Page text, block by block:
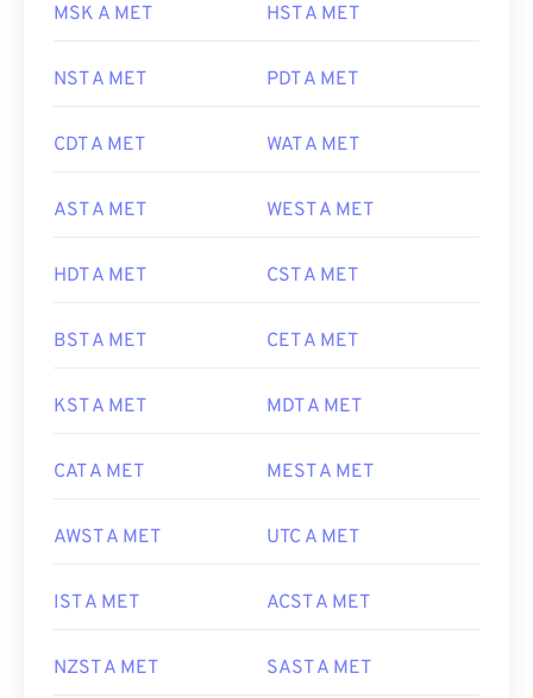
MSK A MET HST A MET
NST A MET PDT A MET
CDT A MET WAT A MET
AST A MET WEST A MET
HDT A MET CST A MET
BST A MET CET A MET
KST A MET MDT A MET
CAT A MET MEST A MET
AWST A MET UTC A MET
IST A MET ACST A MET
NZST A MET SAST A MET